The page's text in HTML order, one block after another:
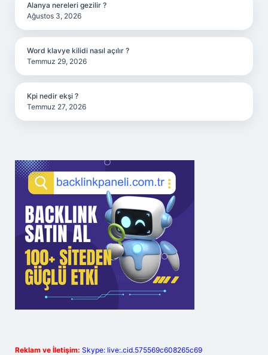
Alanya nereleri gezilir ?
Ağustos 3, 2026
Word klavye kilidi nasıl açılır ?
Temmuz 29, 2026
Kpi nedir ekşi ?
Temmuz 27, 2026
Reklam ve İletişim: Skype: live:.cid.575569c608265c69